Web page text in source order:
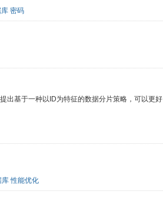
密码
出基于一种以ID为特征的数据分片策略，可以更好
库 性能优化